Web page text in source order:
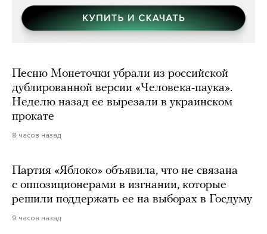
Песню Монеточки убрали из российской
дублированной версии «Человека-паука».
Неделю назад ее вырезали в украинском
прокате
8 часов назад
Партия «Яблоко» объявила, что не связана
с оппозиционерами в изгнании, которые
решили поддержать ее на выборах в Госдуму
9 часов назад